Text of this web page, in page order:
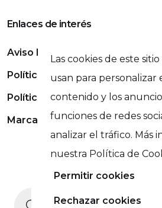
Las cookies de este
usan para personalizar
contenido y los
funciones de redes
analizar el tráfico. Más
nuestra Política de
Permitir cookies
Rechazar cookies
Siguiente Publicación
Enlaces de interés
Aviso Legal
Política de Privacidad
Política de Cookies
Marca Registrada
Copyright © QAMakers 2026 -